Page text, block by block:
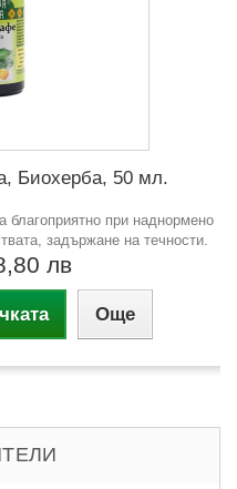
Биохерба, 50 мл.
благоприятно при наднормено
задържане на течности.
лв
Още